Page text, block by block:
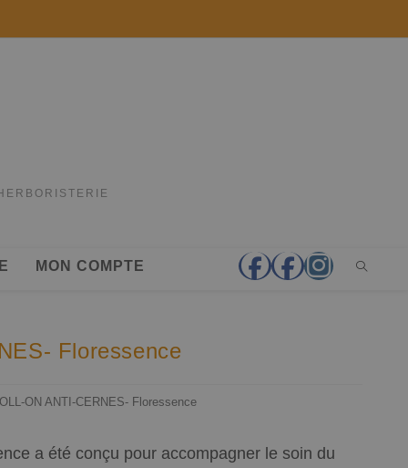
MON COMPTE
Floressence
ON ANTI-CERNES- Floressence
a été conçu pour accompagner le soin du